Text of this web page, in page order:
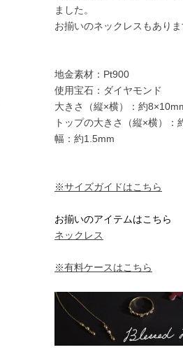
68,000円 37,000円
56,000円 60,000円
ました。
お揃いのネックレスもありま
地金素材：Pt900
使用宝石：ダイヤモンド
大きさ（縦×横）：約
トップの大きさ（縦×横）：
幅：約1.5mm
※サイズガイドはこちら
お揃いのアイテムはこちら
ネックレス
※有料ケースはこちら